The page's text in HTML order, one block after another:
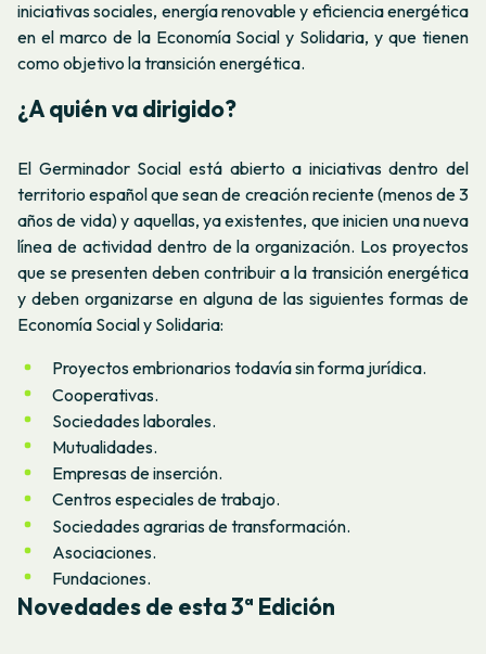
iniciativas sociales, energía renovable y eficiencia energética
en el marco de la Economía Social y Solidaria, y que tienen
como objetivo la transición energética.
¿A quién va dirigido?
El Germinador Social está abierto a iniciativas dentro del
territorio español que sean de creación reciente (menos de 3
años de vida) y aquellas, ya existentes, que inicien una nueva
línea de actividad dentro de la organización. Los proyectos
que se presenten deben contribuir a la transición energética
y deben organizarse en alguna de las siguientes formas de
Economía Social y Solidaria:
Proyectos embrionarios todavía sin forma jurídica.
Cooperativas.
Sociedades laborales.
Mutualidades.
Empresas de inserción.
Centros especiales de trabajo.
Sociedades agrarias de transformación.
Asociaciones.
Fundaciones.
Novedades de esta 3ª Edición